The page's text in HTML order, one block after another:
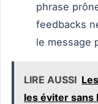
phrase
feedbacks
le message
LIRE AUSSI
les éviter